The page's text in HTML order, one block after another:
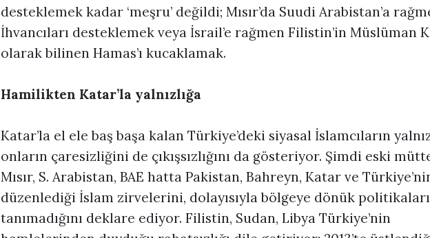
desteklemek kadar ‘meşru’ değildi; Mısır’da Suudi Arabistan’a
İhvancıları desteklemek veya İsrail’e rağmen Filistin’in Müslüman
olarak bilinen Hamas’ı kucaklamak.
Hamilikten Katar’la yalnızlığa
Katar’la el ele baş başa kalan Türkiye’deki siyasal İslamcıların
onların çaresizliğini de çıkışsızlığını da gösteriyor. Şimdi eski
Mısır, S. Arabistan, BAE hatta Pakistan, Bahreyn, Katar ve
düzenlediği İslam zirvelerini, dolayısıyla bölgeye dönük politikaları
tanımadığını deklare ediyor. Filistin, Sudan, Libya Türkiye’nin